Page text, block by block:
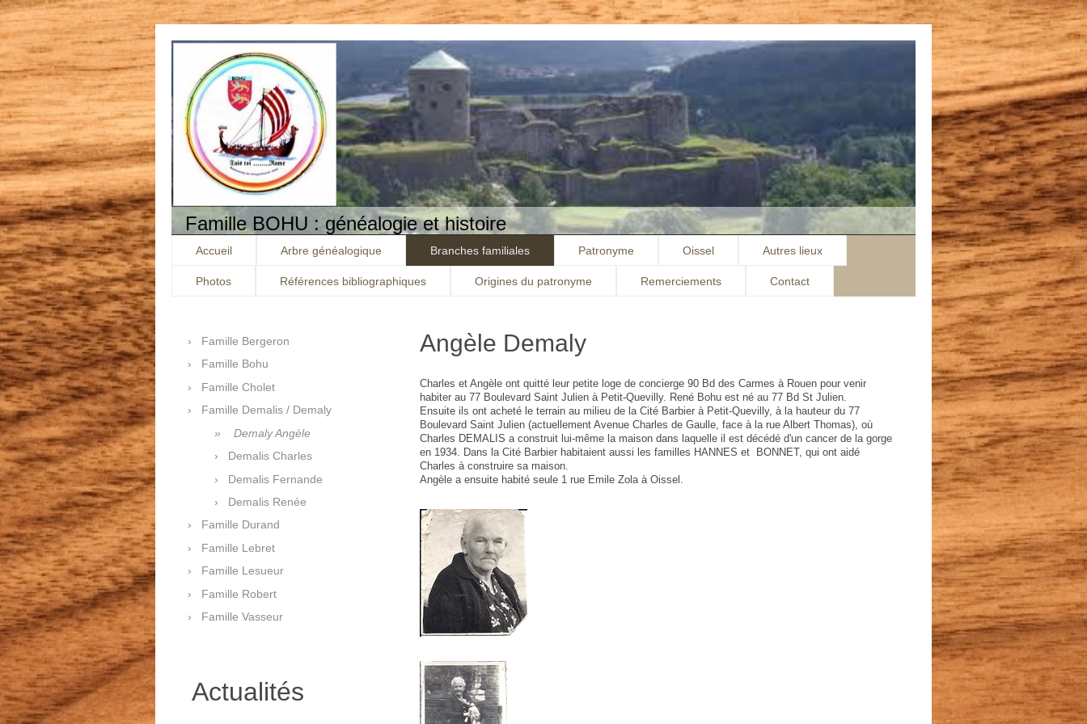
Famille BOHU : généalogie et histoire
Accueil Arbre généalogique Branches familiales Patronyme Oissel Autres lieux
Photos Références bibliographiques Origines du patronyme Remerciements Contact
Angèle Demaly
Charles et Angèle ont quitté leur petite loge de concierge 90 Bd des Carmes à Rouen pour venir
habiter au 77 Boulevard Saint Julien à Petit-Quevilly. René Bohu est né au 77 Bd St Julien.
Ensuite ils ont acheté le terrain au milieu de la Cité Barbier à Petit-Quevilly, à la hauteur du 77
Boulevard Saint Julien (actuellement Avenue Charles de Gaulle, face à la rue Albert Thomas), où
Charles DEMALIS a construit lui-même la maison dans laquelle il est décédé d'un cancer de la gorge
en 1934. Dans la Cité Barbier habitaient aussi les familles HANNES et BONNET, qui ont aidé
Charles à construire sa maison.
Angèle a ensuite habité seule 1 rue Emile Zola à Oissel.
Famille Bergeron
Famille Bohu
Famille Cholet
Famille Demalis / Demaly
Demaly Angèle
Demalis Charles
Demalis Fernande
Demalis Renée
Famille Durand
Famille Lebret
Famille Lesueur
Famille Robert
Famille Vasseur
Actualités